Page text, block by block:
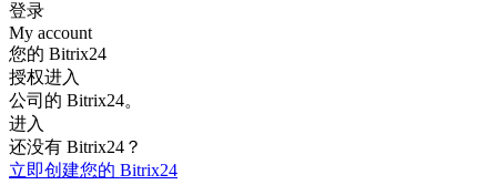
登录
My account
您的 Bitrix24
授权进入
公司的 Bitrix24。
进入
还没有 Bitrix24？
立即创建您的 Bitrix24